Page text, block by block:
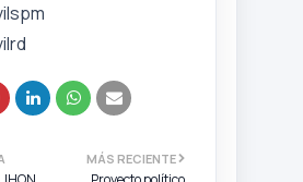
MÁS RECIENTE